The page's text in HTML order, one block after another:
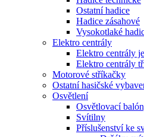
Ostatní hadice
Hadice zásahové
Vysokotlaké
Elektro centrály
Elektro centrály
Elektro centrály
Motorové stříkačky
Ostatní hasičské
Osvětlení
Osvětlovací
Svítilny
Příslušenství ke